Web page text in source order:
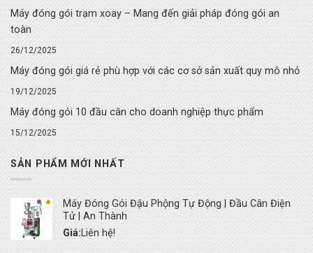
Máy đóng gói trạm xoay – Mang đến giải pháp đóng gói an
toàn
26/12/2025
Máy đóng gói giá rẻ phù hợp với các cơ sở sản xuất quy mô nhỏ
19/12/2025
Máy đóng gói 10 đầu cân cho doanh nghiệp thực phẩm
15/12/2025
SẢN PHẨM MỚI NHẤT
Máy Đóng Gói Đậu Phộng Tự Động | Đầu Cân Điện
Tử | An Thành
Giá:Liên hệ!